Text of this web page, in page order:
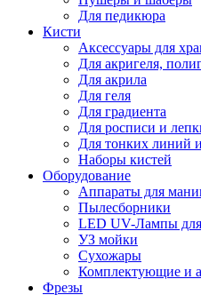
Для педикюра
Кисти
Аксессуары для
Для акригеля,
Для акрила
Для геля
Для градиента
Для росписи и
Для тонких линий
Наборы кистей
Оборудование
Аппараты для
Пылесборники
LED UV-Лампы
УЗ мойки
Сухожары
Комплектующие и
Фрезы